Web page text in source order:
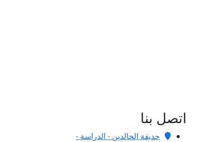
اتصل بنا
حديقة الخالدين - الدراسة -